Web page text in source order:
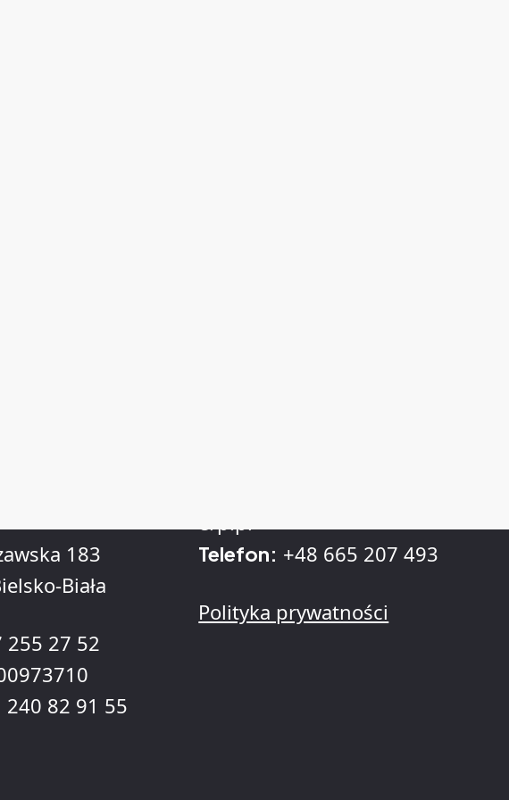
183
Biała
255 27 52
240 82 91 55
erp.pl
Telefon: +48 665 207 493
Polityka prywatności